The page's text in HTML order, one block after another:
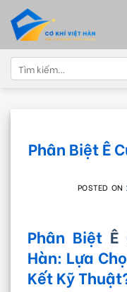
content
Tìm
kiếm:
Phân Biệt Ê
POSTED ON
Phân Biệt Ê
Hàn: Lựa
Kết Kỹ